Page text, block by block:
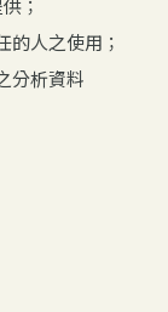
；
的人之使用；
分析資料